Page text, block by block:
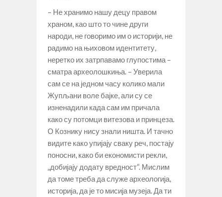
– Не хранимо нашу децу правом
храном, као што то чине други
народи, не говоримо им о историји, не
радимо на њиховом идентитету,
неретко их затрпавамо глупостима –
сматра археолошкиња. – Уверила
сам се на једном часу колико мали
Жупљани воле бајке, али су се
изненадили када сам им причала
како су потомци витезова и принцеза.
О Кознику нису знали ништа. И тачно
видите како упијају сваку реч, постају
поносни, како би економисти рекли,
„добијају додату вредност“. Мислим
да томе треба да служе археологија,
историја, да је то мисија музеја. Да ти